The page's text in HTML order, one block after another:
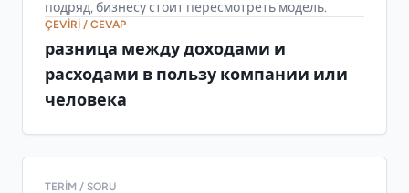
подряд, бизнесу стоит пересмотреть модель.
ÇEVIRI / CEVAP
разница между доходами и
расходами в пользу компании или
человека
TERIM / SORU